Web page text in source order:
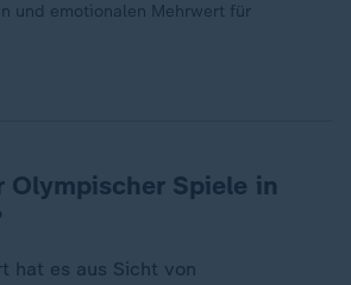
und emotionalen Mehrwert für
Olympischer Spiele in
hat es aus Sicht von